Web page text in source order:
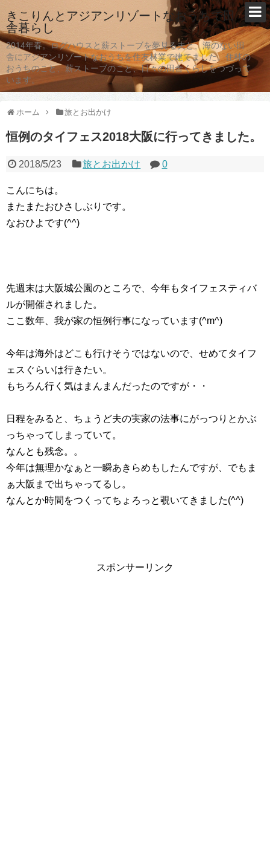
きこりんとアジアンリゾートなおうちで田
舎暮らし
2014年春。ログハウスと薪ストーブを夢見る夫と、海のない田
舎にアジアンリゾートなおうちを住友林業で建てました。住林の
おうちのこと、薪ストーブのこと、日々の田舎くらしをつづって
います。
ホーム 旅とお出かけ
恒例のタイフェス2018大阪に行ってきました。
2018/5/23 旅とお出かけ 0
こんにちは。
またまたおひさしぶりです。
なおひよです(^^)
先週末は大阪城公園のところで、今年もタイフェスティバ
ルが開催されました。
ここ数年、我が家の恒例行事になっています(^m^)
今年は海外はどこも行けそうではないので、せめてタイフ
ェスぐらいは行きたい。
もちろん行く気はまんまんだったのですが・・
日程をみると、ちょうど夫の実家の法事にがっつりとかぶ
っちゃってしまっていて。
なんとも残念。。
今年は無理かなぁと一瞬あきらめもしたんですが、でもま
ぁ大阪まで出ちゃってるし。
なんとか時間をつくってちょろっと覗いてきました(^^)
スポンサーリンク